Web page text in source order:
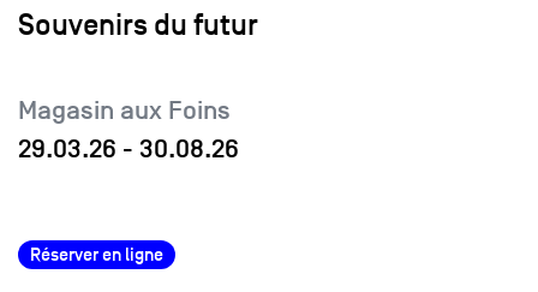
Souvenirs du futur
Magasin aux Foins
29.03.26 - 30.08.26
Réserver en ligne